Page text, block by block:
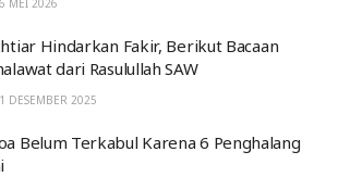
Hindarkan Fakir, Berikut Bacaan
dari Rasulullah SAW
1 DESEMBER 2025
Belum Terkabul Karena 6 Penghalang